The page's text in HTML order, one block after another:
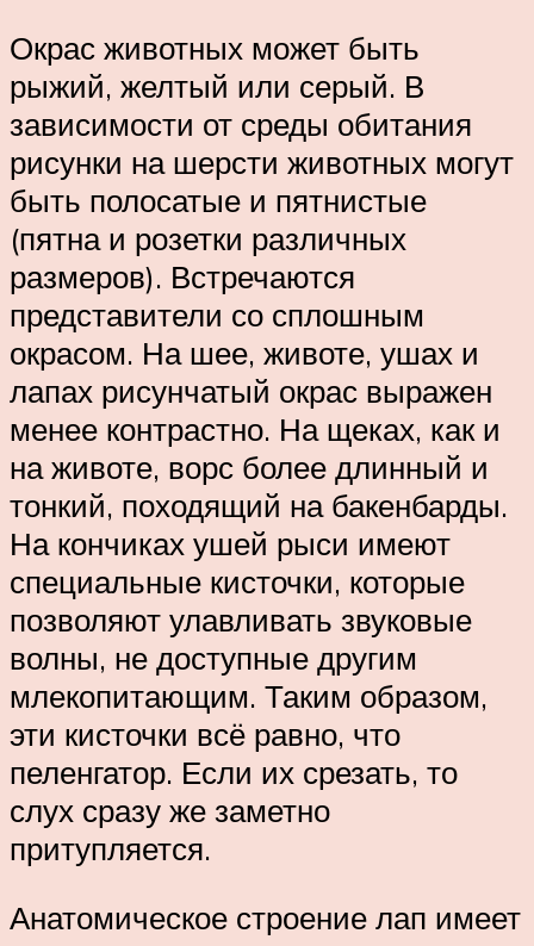
Окрас животных может быть
рыжий, желтый или серый. В
зависимости от среды обитания
рисунки на шерсти животных могут
быть полосатые и пятнистые
(пятна и розетки различных
размеров). Встречаются
представители со сплошным
окрасом. На шее, животе, ушах и
лапах рисунчатый окрас выражен
менее контрастно. На щеках, как и
на животе, ворс более длинный и
тонкий, походящий на бакенбарды.
На кончиках ушей рыси имеют
специальные кисточки, которые
позволяют улавливать звуковые
волны, не доступные другим
млекопитающим. Таким образом,
эти кисточки всё равно, что
пеленгатор. Если их срезать, то
слух сразу же заметно
притупляется.
Анатомическое строение лап имеет